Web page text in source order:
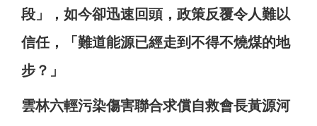
段」，如今卻迅速回頭，政策反覆令人難以
信任，「難道能源已經走到不得不燒煤的地
步？」
雲林六輕污染傷害聯合求償自救會長黃源河